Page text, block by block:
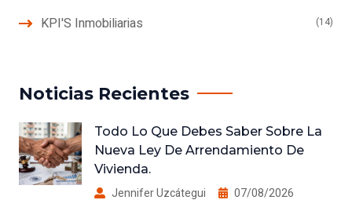
KPI'S Inmobiliarias
(14)
Noticias Recientes
Todo Lo Que Debes Saber Sobre La
Nueva Ley De Arrendamiento De
Vivienda.
Jennifer Uzcátegui 07/08/2026